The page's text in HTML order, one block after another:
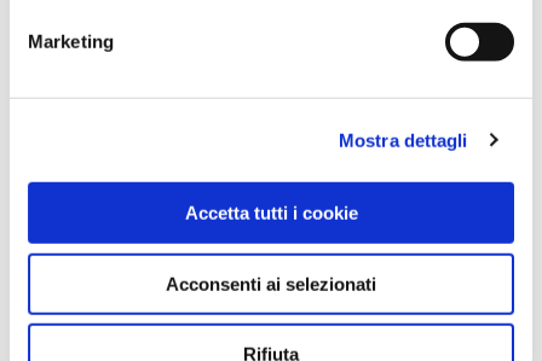
Marketing
Mostra dettagli
Accetta tutti i cookie
Acconsenti ai selezionati
Rifiuta
RAMO ROSA FOGLIE VERDI, H. CM